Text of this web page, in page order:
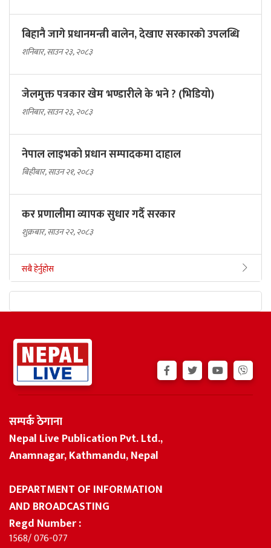
बिहानै जागे प्रधानमन्त्री बालेन, देखाए सरकारकाे उपलब्धि
शनिबार, साउन २३, २०८३
जेलमुक्त पत्रकार खेम भण्डारीले के भने ? (भिडियो)
शनिबार, साउन २३, २०८३
नेपाल लाइभको प्रधान सम्पादकमा दाहाल
बिहीबार, साउन २१, २०८३
कर प्रणालीमा व्यापक सुधार गर्दै सरकार
शुक्रबार, साउन २२, २०८३
सबै हेर्नुहोस
सम्पर्क ठेगाना
Nepal Live Publication Pvt. Ltd.,
Anamnagar, Kathmandu, Nepal
DEPARTMENT OF INFORMATION
AND BROADCASTING
Regd Number :
1568/ 076-077